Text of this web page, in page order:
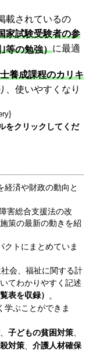
載されているの
家試験受験者の参
等の勉強）に最適
養成課程のカリキ
、使いやすくなり
をクリックしてくだ
経済や財政の動向と
害総合支援法の改
策の最新の動きを紹
クトにまとめていま
会、福祉に関する計
てわかりやすく記述
表を収録） 。
学ぶことができま
、 子どもの貧困対策、
対策、 介護人材確保